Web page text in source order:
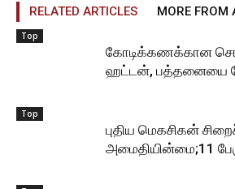
RELATED ARTICLES MORE FROM
Top
கோடிக்கணக்கான
ஹட்டன், பத்தனையை
Top
புதிய மெகசிகன்
அமைதியின்மை;11